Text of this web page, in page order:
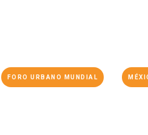
FORO URBANO MUNDIAL